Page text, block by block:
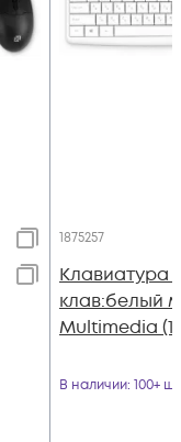
1875257
Клавиатура
клав:белый
Multimedia
В наличии: 100+ шт